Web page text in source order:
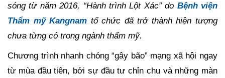
sóng từ năm 2016, “Hành trình Lột Xác” do Bệnh viện
Thẩm mỹ Kangnam tổ chức đã trở thành hiện tượng
chưa từng có trong ngành thẩm mỹ.
Chương trình nhanh chóng “gây bão” mạng xã hội ngay
từ mùa đầu tiên, bởi sự đầu tư chỉn chu và những màn